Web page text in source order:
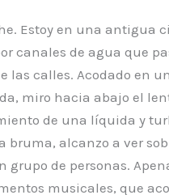
Estoy en una antigua
canales de agua que
las calles. Acodado en
miro hacia abajo el
de una líquida y
bruma, alcanzo a ver
grupo de personas.
musicales, que